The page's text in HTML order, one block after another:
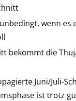
wenn es
bekommt die
Juni/Juli-
ist trotz